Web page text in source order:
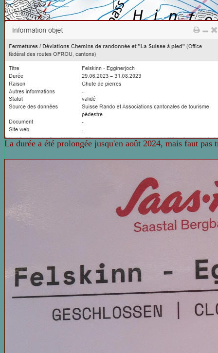
La durée a été prolongée jusqu'en août 2024, mais faut